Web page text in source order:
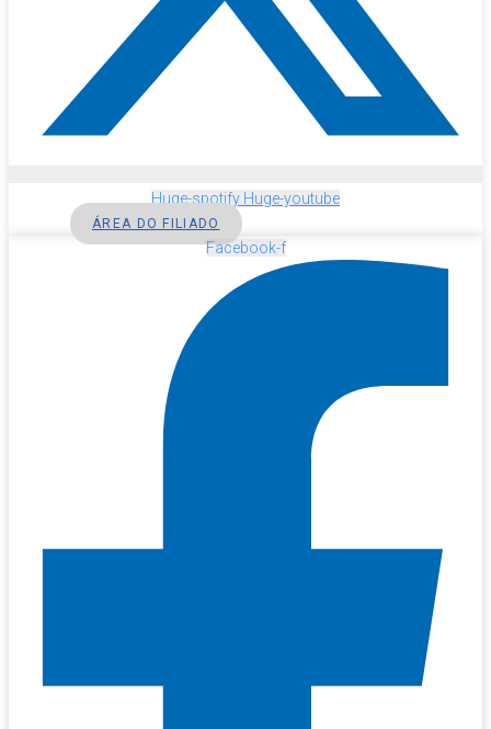
Huge-spotify Huge-youtube
ÁREA DO FILIADO
Facebook-f